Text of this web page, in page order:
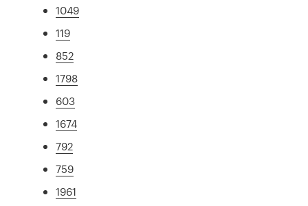
1049
119
852
1798
603
1674
792
759
1961